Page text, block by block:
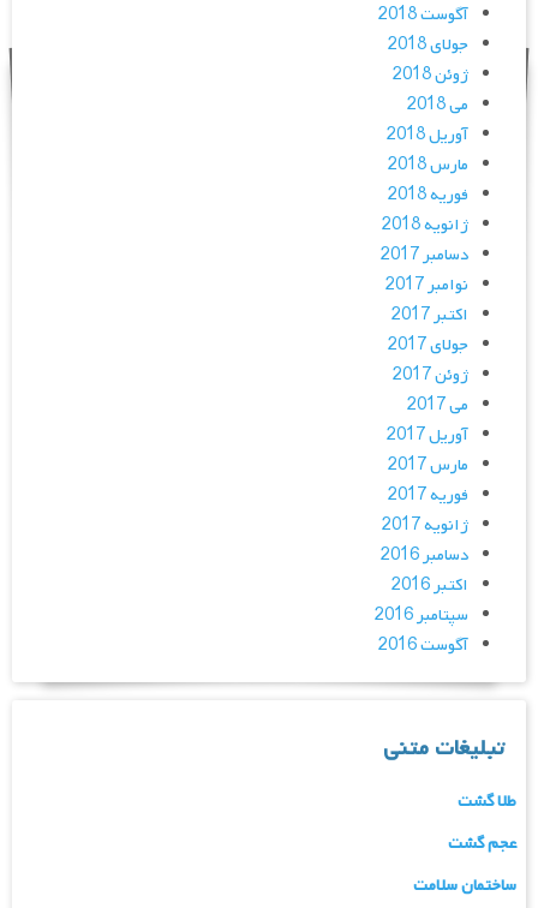
آگوست 2018
جولای 2018
ژوئن 2018
می 2018
آوریل 2018
مارس 2018
فوریه 2018
ژانویه 2018
دسامبر 2017
نوامبر 2017
اکتبر 2017
جولای 2017
ژوئن 2017
می 2017
آوریل 2017
مارس 2017
فوریه 2017
ژانویه 2017
دسامبر 2016
اکتبر 2016
سپتامبر 2016
آگوست 2016
تبلیغات متنی
طلا گشت
عجم گشت
ساختمان سلامت